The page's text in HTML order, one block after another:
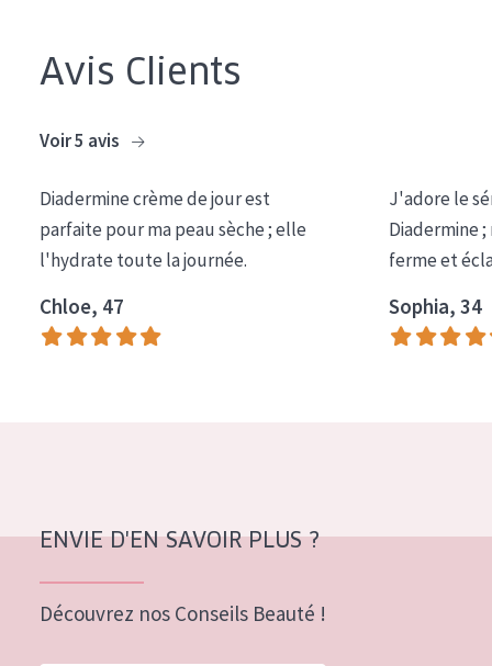
TYPE DE PRODUIT
Crème pour les Yeux
Sérum
COLLECTION
Peau normale à sèche
Avis Clients
Voir 5 avis
Diadermine crème de jour est
parfaite pour ma peau sèche ; elle
l'hydrate toute la journée.
Chloe, 47
J'adore le
Diadermine
ferme et
Sophia, 34
ENVIE D'EN SAVOIR PLUS ?
Découvrez nos Conseils Beauté !